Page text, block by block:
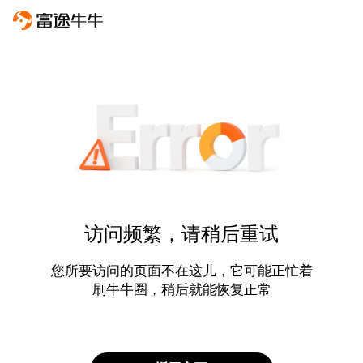
访问频繁，请稍后重试
您所要访问的页面不在这儿，它可能正忙着
刷牛牛圈，稍后就能恢复正常